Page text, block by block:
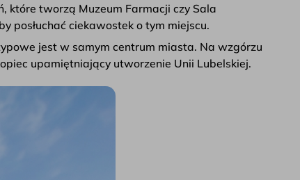
które tworzą Muzeum Farmacji czy Sala
posłuchać ciekawostek o tym miejscu.
jest w samym centrum miasta. Na wzgórzu
upamiętniający utworzenie Unii Lubelskiej.